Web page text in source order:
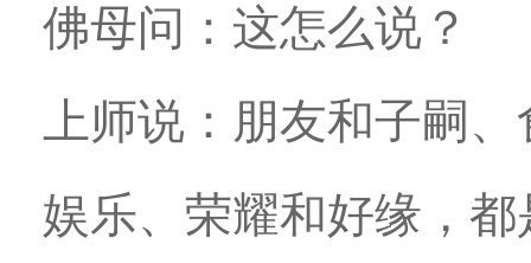
佛母问：这怎么说？
上师说：朋友和子嗣
娱乐、荣耀和好缘，